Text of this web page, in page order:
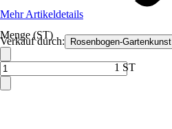
Verkauf durch: Rosenbogen-Gartenkunst
Mehr Artikeldetails
Menge (ST)
1 ST